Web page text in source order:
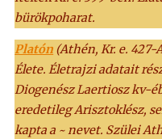
bürökpoharat.
Platón (Athén, Kr. e. 427-
Élete. Életrajzi adatait
Diogenész Laertiosz kv-
eredetileg Arisztoklész,
kapta a ~ nevet. Szülei